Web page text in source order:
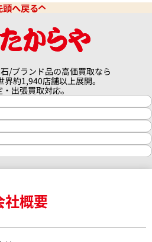
頭へ戻る
/ブランド品の高価買取なら
界約1,940店舗以上展開。
出張買取対応。
格一覧
取
買取
取
格一覧
取
社概要